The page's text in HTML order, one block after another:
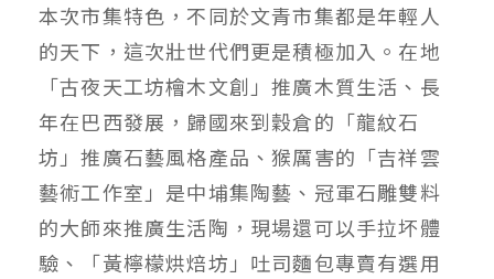
本次市集特色，不同於文青市集都是年輕人
的天下，這次壯世代們更是積極加入。在地
「古夜天工坊檜木文創」推廣木質生活、長
年在巴西發展，歸國來到穀倉的「龍紋石
坊」推廣石藝風格產品、猴厲害的「吉祥雲
藝術工作室」是中埔集陶藝、冠軍石雕雙料
的大師來推廣生活陶，現場還可以手拉坏體
驗、「黃檸檬烘焙坊」吐司麵包專賣有選用